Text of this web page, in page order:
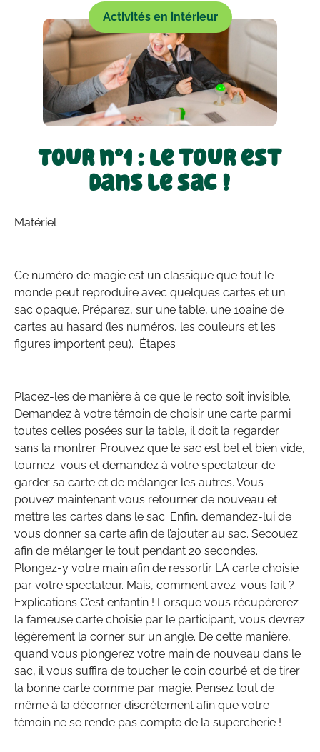
Activités en intérieur
Tour n°1 : Le tour est
dans le sac !
Matériel
Ce numéro de magie est un classique que tout le
monde peut reproduire avec quelques cartes et un
sac opaque. Préparez, sur une table, une 10aine de
cartes au hasard (les numéros, les couleurs et les
figures importent peu). Étapes
Placez-les de manière à ce que le recto soit invisible.
Demandez à votre témoin de choisir une carte parmi
toutes celles posées sur la table, il doit la regarder
sans la montrer. Prouvez que le sac est bel et bien vide,
tournez-vous et demandez à votre spectateur de
garder sa carte et de mélanger les autres. Vous
pouvez maintenant vous retourner de nouveau et
mettre les cartes dans le sac. Enfin, demandez-lui de
vous donner sa carte afin de l’ajouter au sac. Secouez
afin de mélanger le tout pendant 20 secondes.
Plongez-y votre main afin de ressortir LA carte choisie
par votre spectateur. Mais, comment avez-vous fait ?
Explications C’est enfantin ! Lorsque vous récupérerez
la fameuse carte choisie par le participant, vous devrez
légèrement la corner sur un angle. De cette manière,
quand vous plongerez votre main de nouveau dans le
sac, il vous suffira de toucher le coin courbé et de tirer
la bonne carte comme par magie. Pensez tout de
même à la décorner discrètement afin que votre
témoin ne se rende pas compte de la supercherie !